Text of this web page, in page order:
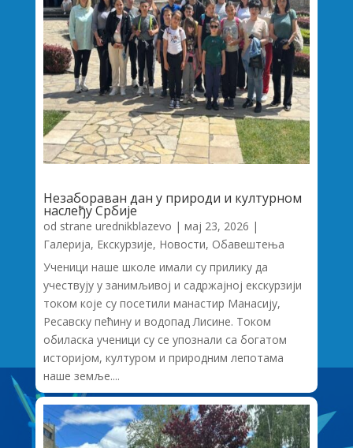
Незабораван дан у природи и културном
наслеђу Србије
od strane urednikblazevo | мај 23, 2026 |
Галерија, Екскурзије, Новости, Обавештења
Ученици наше школе имали су прилику да
учествују у занимљивој и садржајној екскурзији
током које су посетили манастир Манасију,
Ресавску пећину и водопад Лисине. Током
обиласка ученици су се упознали са богатом
историјом, културом и природним лепотама
наше земље....